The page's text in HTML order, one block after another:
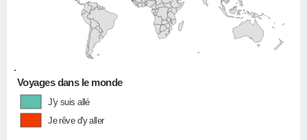
•
Voyages dans le monde
J'y suis allé
Je rêve d'y aller